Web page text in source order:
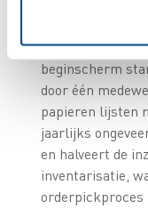
eenvoudig
men kan het
beginscherm
door één
papieren lijsten
jaarlijks
en halveert de
inventarisatie,
orderpickproces